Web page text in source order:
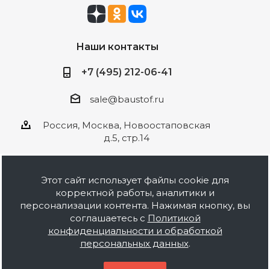
Наши контакты
+7 (495) 212-06-41
sale@baustof.ru
Россия, Москва, Новоостаповская
д.5, стр.14
2026 © ООО Баустов. Собственное
производство лакокрасочной продукции,
оптовая и розничная продажа строительных
материалов, комплектация объектов под ключ.
Информация на сайте носит ознакомительный
характер и не является публичной офертой.
Этот сайт использует файлы cookie для
корректной работы, аналитики и
персонализации контента. Нажимая кнопку, вы
соглашаетесь с Политикой
конфиденциальности и обработкой
персональных данных.